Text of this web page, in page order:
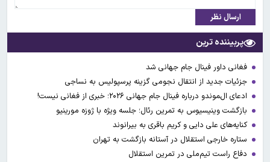
ارسال نظر
پربیننده ترین
فغانی داور فینال جام جهانی شد
جزئیات جدید از انتقال نجومی گزینه پرسپولیس به نساجی
ادعای ال‌‍موندو درباره فینال جام جهانی ۲۰۲۶؛ خبری از فغانی نیست!
بازگشت وینیسیوس به تمرین رئال؛ جلسه ویژه با ژوزه مورینیو
کنایه‌های علی دایی و کریم باقری به بیرانوند
ستاره خارجی استقلال در آستانه بازگشت به تهران
دفاع راست تیم‌ملی در تمرین استقلال